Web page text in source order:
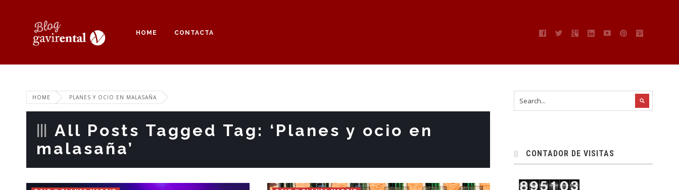
HOME CONTACTA
HOME PLANES Y OCIO EN MALASAÑA
All Posts Tagged Tag: ‘Planes y ocio en
malasaña’
CONTADOR DE VISITAS